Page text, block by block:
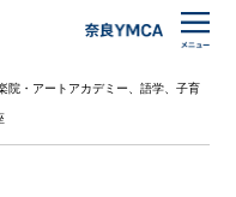
院・アートアカデミー、語学、子育